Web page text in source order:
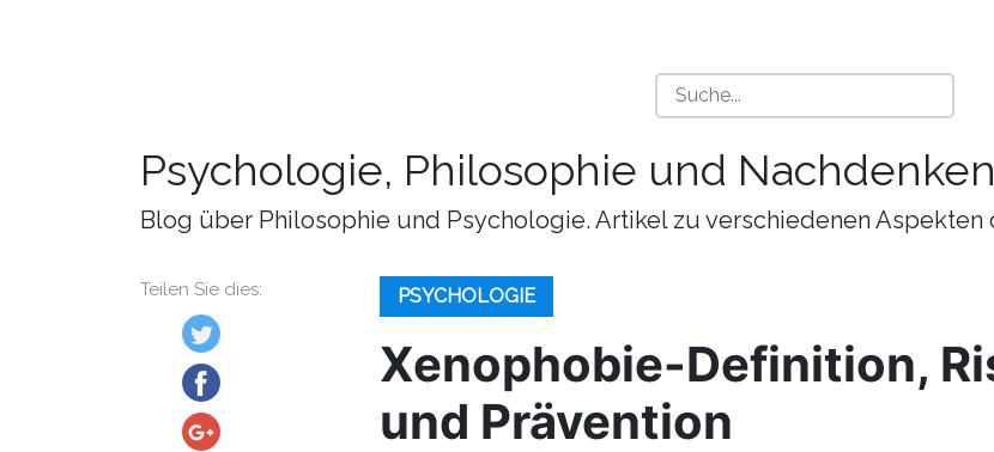
Psychologie, Philosophie und
Blog über Philosophie und Psychologie. Artikel zu verschiedenen
Teilen Sie dies: PSYCHOLOGIE
Xenophobie-Definition,
und Prävention